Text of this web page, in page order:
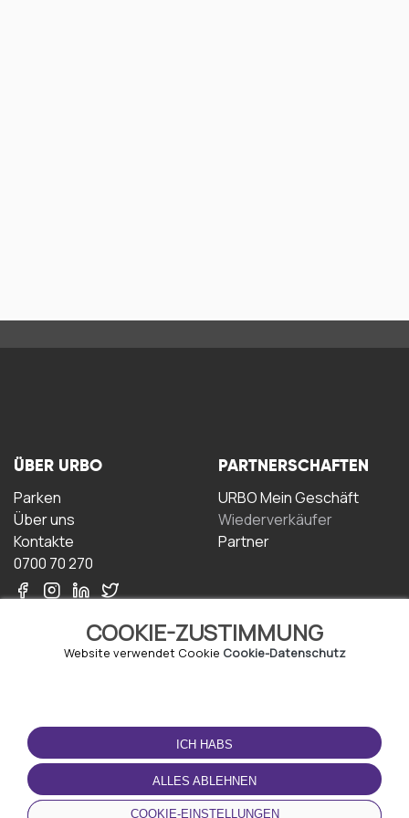
COOKIE-ZUSTIMMUNG
Website verwendet Cookie Cookie-Datenschutz
ICH HABS
ALLES ABLEHNEN
COOKIE-EINSTELLUNGEN
ÜBER URBO
Parken
Über uns
Kontakte
0700 70 270
PARTNERSCHAFTEN
URBO Mein Geschäft
Wiederverkäufer
Partner
NUTZUNGSBEDINGUNGEN
Geschäftsbedingungen
Datenschutz-
Bestimmungen
Cookie-Richtlinie
LADEN SIE DIE APP
HERUNTER